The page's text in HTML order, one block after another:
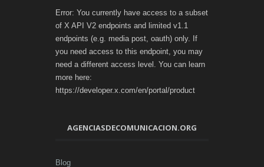
Error: You currently have access to a subset
of X API V2 endpoints and limited v1.1
endpoints (e.g. media post, oauth) only. If
you need access to this endpoint, you may
need a different access level. You can learn
more here:
https://developer.x.com/en/portal/product
AGENCIASDECOMUNICACION.ORG
Blog